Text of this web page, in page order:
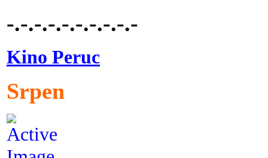
-.-.-.-.-.-.-.-.-.-
Kino Peruc
Srpen